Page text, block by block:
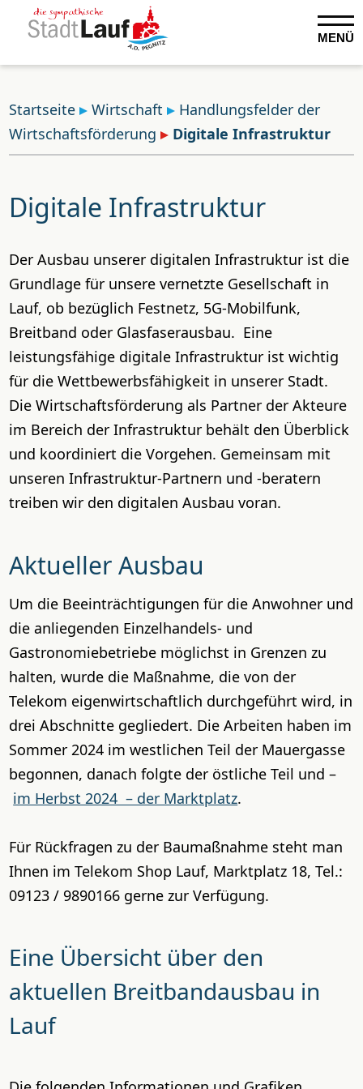
MENÜ
Startseite Wirtschaft
Handlungsfelder der
Wirtschaftsförderung
Digitale Infrastruktur
Digitale Infrastruktur
Der Ausbau unserer digitalen Infrastruktur ist die
Grundlage für unsere vernetzte Gesellschaft in
Lauf, ob bezüglich Festnetz, 5G-Mobilfunk,
Breitband oder Glasfaserausbau. Eine
leistungsfähige digitale Infrastruktur ist wichtig
für die Wettbewerbsfähigkeit in unserer Stadt.
Die Wirtschaftsförderung als Partner der Akteure
im Bereich der Infrastruktur behält den Überblick
und koordiniert die Vorgehen. Gemeinsam mit
unseren Infrastruktur-Partnern und -beratern
treiben wir den digitalen Ausbau voran.
Aktueller Ausbau
Um die Beeinträchtigungen für die Anwohner und
die anliegenden Einzelhandels- und
Gastronomiebetriebe möglichst in Grenzen zu
halten, wurde die Maßnahme, die von der
Telekom eigenwirtschaftlich durchgeführt wird, in
drei Abschnitte gegliedert. Die Arbeiten haben im
Sommer 2024 im westlichen Teil der Mauergasse
begonnen, danach folgte der östliche Teil und –
im Herbst 2024 – der Marktplatz.
Für Rückfragen zu der Baumaßnahme steht man
Ihnen im Telekom Shop Lauf, Marktplatz 18, Tel.:
09123 / 9890166 gerne zur Verfügung.
Eine Übersicht über den
aktuellen Breitbandausbau in
Lauf